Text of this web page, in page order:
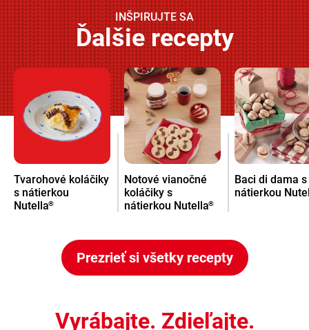
INŠPIRUJTE SA
Ďalšie recepty
Tvarohové koláčiky
s nátierkou
Nutella®
Notové vianočné
koláčiky s
nátierkou Nutella®
Baci di dama s
nátierkou
Prezrieť si všetky recepty
Vyrábajte. Zdieľajte.